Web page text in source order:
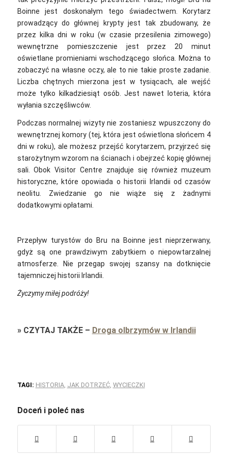
Boinne jest doskonałym tego świadectwem. Korytarz
prowadzący do głównej krypty jest tak zbudowany, że
przez kilka dni w roku (w czasie przesilenia zimowego)
wewnętrzne pomieszczenie jest przez 20 minut
oświetlane promieniami wschodzącego słońca. Można to
zobaczyć na własne oczy, ale to nie takie proste zadanie.
Liczba chętnych mierzona jest w tysiącach, ale wejść
może tylko kilkadziesiąt osób. Jest nawet loteria, która
wyłania szczęśliwców.
Podczas normalnej wizyty nie zostaniesz wpuszczony do
wewnętrznej komory (tej, która jest oświetlona słońcem 4
dni w roku), ale możesz przejść korytarzem, przyjrzeć się
starożytnym wzorom na ścianach i obejrzeć kopię głównej
sali. Obok Visitor Centre znajduje się również muzeum
historyczne, które opowiada o historii Irlandii od czasów
neolitu. Zwiedzanie go nie wiąże się z żadnymi
dodatkowymi opłatami.
Przepływ turystów do Bru na Boinne jest nieprzerwany,
gdyż są one prawdziwym zabytkiem o niepowtarzalnej
atmosferze. Nie przegap swojej szansy na dotknięcie
tajemniczej historii Irlandii.
Życzymy miłej podróży!
» CZYTAJ TAKŻE– Droga olbrzymów w Irlandii
TAGI: HISTORIA, JAK DOTRZEĆ, WYCIECZKI
Doceń i poleć nas